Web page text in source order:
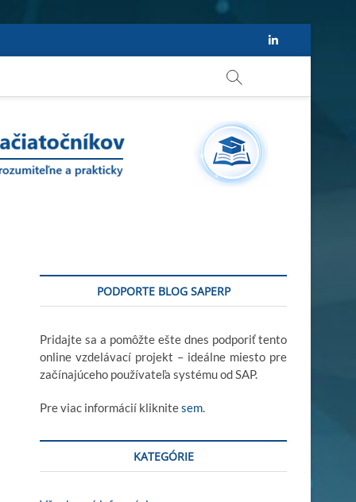
Linkedin
PODPORTE BLOG SAPERP
Pridajte sa a pomôžte ešte dnes podporiť tento
online vzdelávací projekt – ideálne miesto pre
začínajúceho používateľa systému od SAP.
Pre viac informácií kliknitesem.
KATEGÓRIE